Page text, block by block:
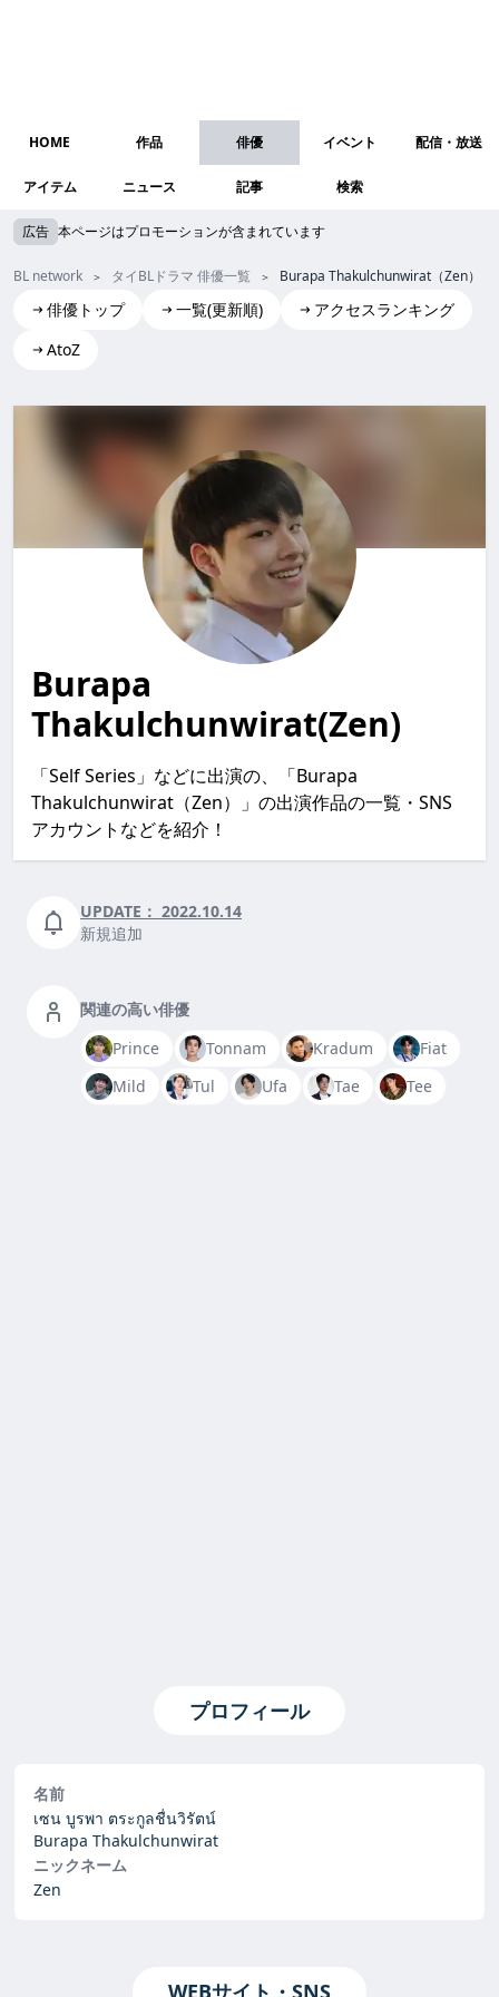
HOME 作品 俳優 イベント 配信・放送
アイテム ニュース 記事 検索
広告 本ページはプロモーションが含まれています
BL network タイBLドラマ 俳優一覧 Burapa Thakulchunwirat（Zen）
俳優トップ 一覧(更新順)
アクセスランキング
AtoZ
Burapa
Thakulchunwirat(Zen)
「Self Series」などに出演の、「Burapa
Thakulchunwirat（Zen）」の出演作品の一覧・SNS
アカウントなどを紹介！
UPDATE： 2022.10.14
新規追加
関連の高い俳優
Prince
Tonnam Kradum
Fiat
Mild
Tul Ufa Tae Tee
プロフィール
名前
เซน บูรพา ตระกูลชื่นวิรัตน์
Burapa Thakulchunwirat
ニックネーム
Zen
WEBサイト・SNS